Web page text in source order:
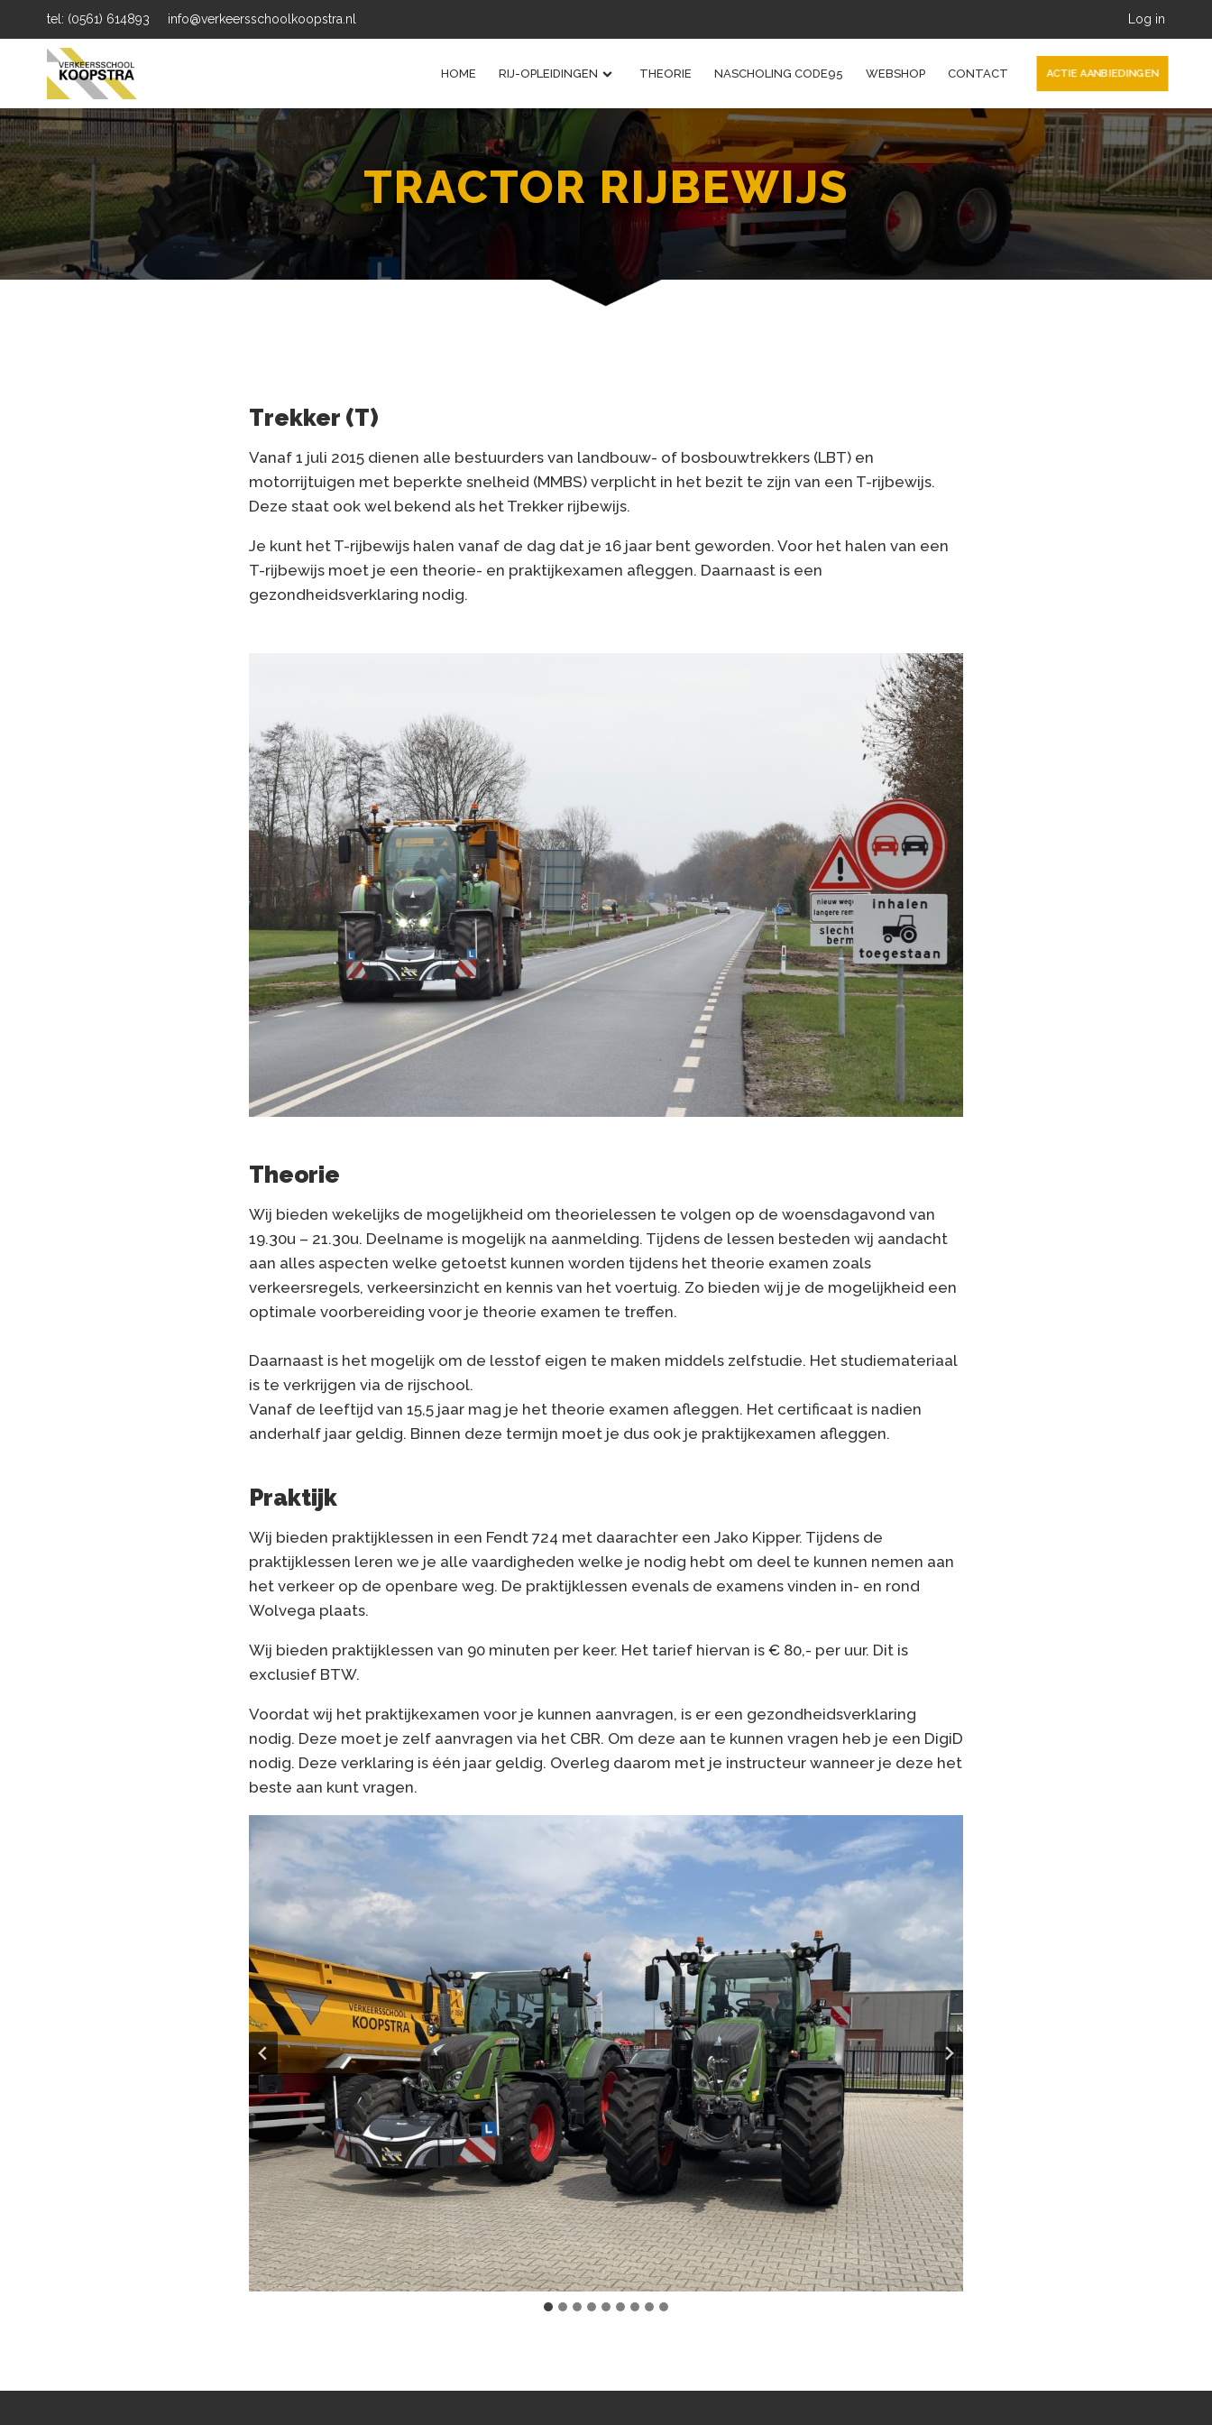
tel: (0561) 614893 info@verkeersschoolkoopstra.nl Log in
HOME RIJ-OPLEIDINGEN THEORIE NASCHOLING CODE95 WEBSHOP CONTACT ACTIE AANBIEDINGEN
TRACTOR RIJBEWIJS
Trekker (T)
Vanaf 1 juli 2015 dienen alle bestuurders van landbouw- of bosbouwtrekkers (LBT) en
motorrijtuigen met beperkte snelheid (MMBS) verplicht in het bezit te zijn van een T-rijbewijs.
Deze staat ook wel bekend als het Trekker rijbewijs.
Je kunt het T-rijbewijs halen vanaf de dag dat je 16 jaar bent geworden. Voor het halen van een
T-rijbewijs moet je een theorie- en praktijkexamen afleggen. Daarnaast is een
gezondheidsverklaring nodig.
Theorie
Wij bieden wekelijks de mogelijkheid om theorielessen te volgen op de woensdagavond van
19.30u – 21.30u. Deelname is mogelijk na aanmelding. Tijdens de lessen besteden wij aandacht
aan alles aspecten welke getoetst kunnen worden tijdens het theorie examen zoals
verkeersregels, verkeersinzicht en kennis van het voertuig. Zo bieden wij je de mogelijkheid een
optimale voorbereiding voor je theorie examen te treffen.
Daarnaast is het mogelijk om de lesstof eigen te maken middels zelfstudie. Het studiemateriaal
is te verkrijgen via de rijschool.
Vanaf de leeftijd van 15,5 jaar mag je het theorie examen afleggen. Het certificaat is nadien
anderhalf jaar geldig. Binnen deze termijn moet je dus ook je praktijkexamen afleggen.
Praktijk
Wij bieden praktijklessen in een Fendt 724 met daarachter een Jako Kipper. Tijdens de
praktijklessen leren we je alle vaardigheden welke je nodig hebt om deel te kunnen nemen aan
het verkeer op de openbare weg. De praktijklessen evenals de examens vinden in- en rond
Wolvega plaats.
Wij bieden praktijklessen van 90 minuten per keer. Het tarief hiervan is € 80,- per uur. Dit is
exclusief BTW.
Voordat wij het praktijkexamen voor je kunnen aanvragen, is er een gezondheidsverklaring
nodig. Deze moet je zelf aanvragen via het CBR. Om deze aan te kunnen vragen heb je een DigiD
nodig. Deze verklaring is één jaar geldig. Overleg daarom met je instructeur wanneer je deze het
beste aan kunt vragen.